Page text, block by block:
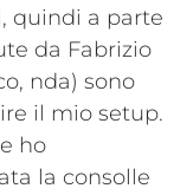
quindi a parte
da Fabrizio
nda) sono
il mio setup.
ho
la consolle